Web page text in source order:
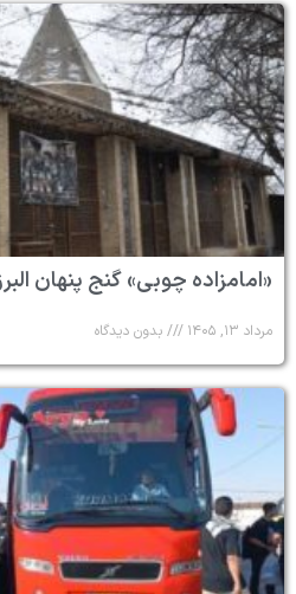
«امامزاده چوبی» گنج پنهان
مرداد ۱۳, ۱۴۰۵ بدون دیدگاه